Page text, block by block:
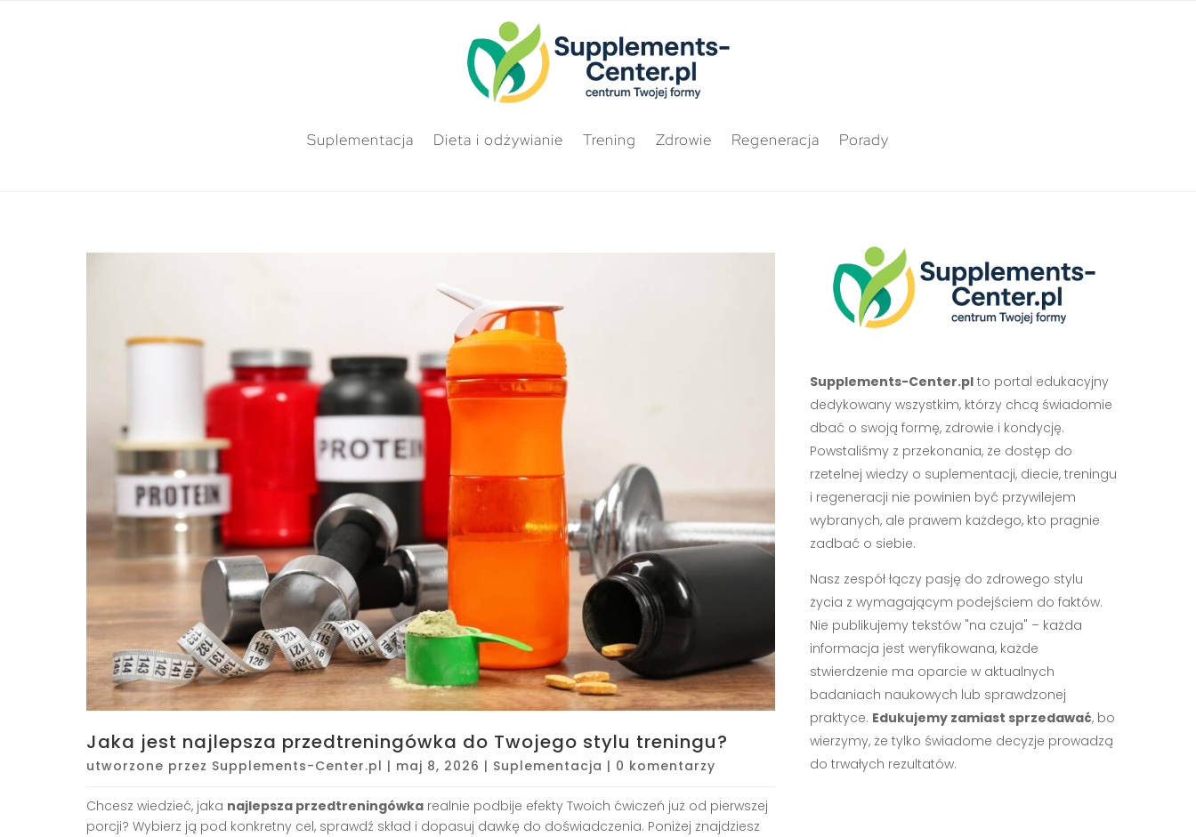
Suplementacja Dieta i odżywianie Trening Zdrowie Regeneracja Porady
Jaka jest najlepsza przedtreningówka do Twojego stylu treningu?
utworzone przez Supplements-Center.pl | maj 8, 2026 | Suplementacja | 0 komentarzy
Chcesz wiedzieć, jaka najlepsza przedtreningówka realnie podbije efekty Twoich ćwiczeń już od pierwszej
porcji? Wybierz ją pod konkretny cel, sprawdź skład i dopasuj dawkę do doświadczenia. Poniżej znajdziesz
Supplements-Center.plto portal edukacyjny
dedykowany wszystkim, którzy chcą świadomie
dbać o swoją formę, zdrowie i kondycję.
Powstaliśmy z przekonania, że dostęp do
rzetelnej wiedzy o suplementacji, diecie, treningu
i regeneracji nie powinien być przywilejem
wybranych, ale prawem każdego, kto pragnie
zadbać o siebie.
Nasz zespół łączy pasję do zdrowego stylu
życia z wymagającym podejściem do faktów.
Nie publikujemy tekstów "na czuja" – każda
informacja jest weryfikowana, każde
stwierdzenie ma oparcie w aktualnych
badaniach naukowych lub sprawdzonej
praktyce. Edukujemy zamiast sprzedawać, bo
wierzymy, że tylko świadome decyzje prowadzą
do trwałych rezultatów.